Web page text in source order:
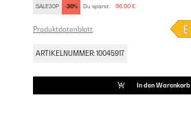
SALE30P -30% Du sparst: 96,00 €
Produktdatenblatt
ARTIKELNUMMER: 10045917
In den Warenkorb